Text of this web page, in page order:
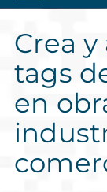
Crea
tags
en